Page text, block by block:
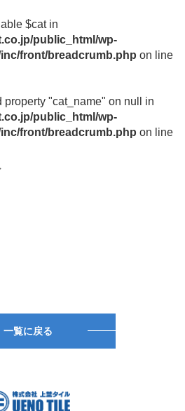
$cat in
public_html/wp-
front/breadcrumb.php on line
property "cat_name" on null in
public_html/wp-
front/breadcrumb.php on line
一覧に戻る